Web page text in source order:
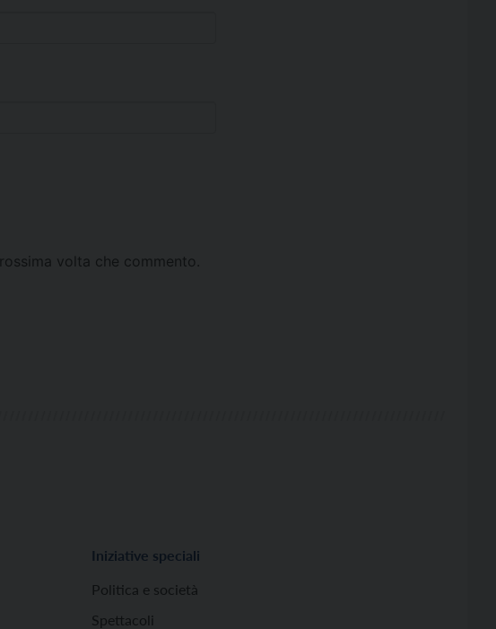
volta che commento.
Iniziative speciali
Politica e società
Spettacoli